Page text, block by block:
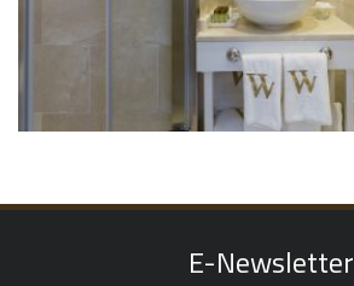
E-Newsletter